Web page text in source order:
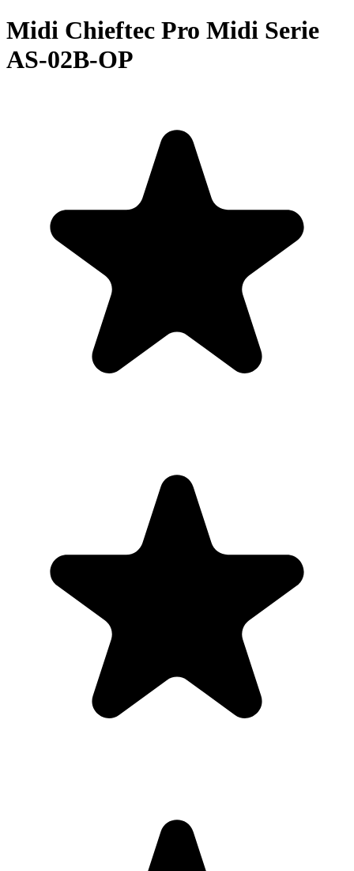
Midi Chieftec Pro Midi Serie
AS-02B-OP